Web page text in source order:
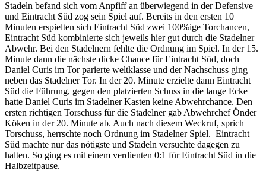
Stadeln befand sich vom Anpfiff an überwiegend in der Defensive
und Eintracht Süd zog sein Spiel auf. Bereits in den ersten 10
Minuten erspielten sich Eintracht Süd zwei 100%ige Torchancen,
Eintracht Süd kombinierte sich jeweils hier gut durch die Stadelner
Abwehr. Bei den Stadelnern fehlte die Ordnung im Spiel. In der 15.
Minute dann die nächste dicke Chance für Eintracht Süd, doch
Daniel Curis im Tor parierte weltklasse und der Nachschuss ging
neben das Stadelner Tor. In der 20. Minute erzielte dann Eintracht
Süd die Führung, gegen den platzierten Schuss in die lange Ecke
hatte Daniel Curis im Stadelner Kasten keine Abwehrchance. Den
ersten richtigen Torschuss für die Stadelner gab Abwehrchef Önder
Köken in der 20. Minute ab. Auch nach diesem Weckruf, sprich
Torschuss, herrschte noch Ordnung im Stadelner Spiel. Eintracht
Süd machte nur das nötigste und Stadeln versuchte dagegen zu
halten. So ging es mit einem verdienten 0:1 für Eintracht Süd in die
Halbzeitpause.